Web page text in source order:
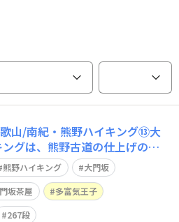
山/南紀・熊野ハイキング⑬大
ずココの写真『大門坂』 入口
もらいます🙂 俗界と聖
の入り口といわれた「振ヶ瀬
る大門
熊野ハイキング
大門坂
坂茶屋
多富気王子
267段